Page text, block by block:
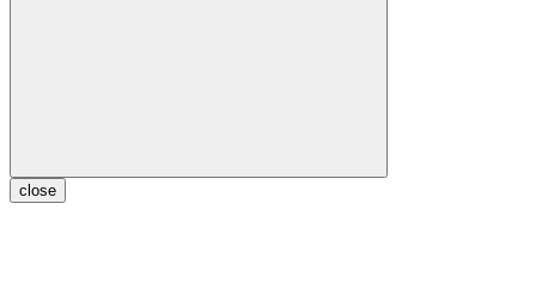
close